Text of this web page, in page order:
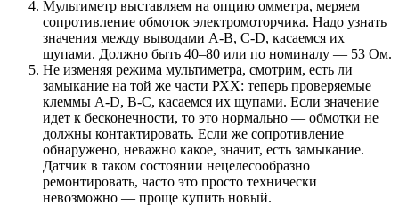
Мультиметр выставляем на опцию омметра, меряем
сопротивление обмоток электромоторчика. Надо узнать
значения между выводами A-B, C-D, касаемся их
щупами. Должно быть 40–80 или по номиналу — 53 Ом.
Не изменяя режима мультиметра, смотрим, есть ли
замыкание на той же части РХХ: теперь проверяемые
клеммы A-D, B-C, касаемся их щупами. Если значение
идет к бесконечности, то это нормально — обмотки не
должны контактировать. Если же сопротивление
обнаружено, неважно какое, значит, есть замыкание.
Датчик в таком состоянии нецелесообразно
ремонтировать, часто это просто технически
невозможно — проще купить новый.